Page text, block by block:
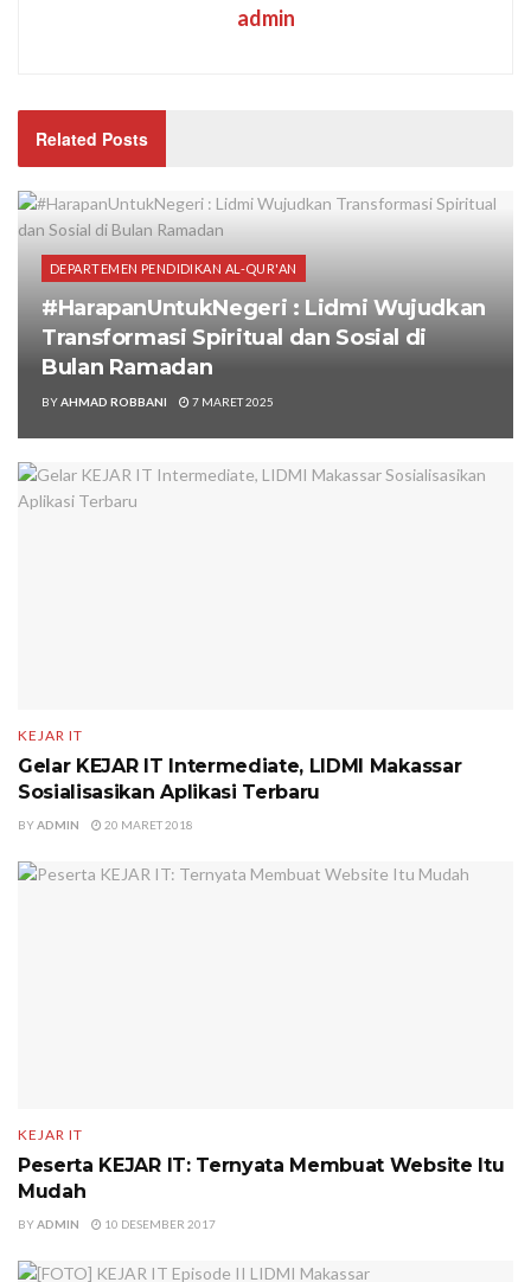
admin
Related Posts
DEPARTEMEN PENDIDIKAN AL-QUR'AN
#HarapanUntukNegeri : Lidmi Wujudkan
Transformasi Spiritual dan Sosial di
Bulan Ramadan
BYAHMAD ROBBANI 7 MARET 2025
KEJAR IT
Gelar KEJAR IT Intermediate, LIDMI Makassar
Sosialisasikan Aplikasi Terbaru
BYADMIN 20 MARET 2018
KEJAR IT
Peserta KEJAR IT: Ternyata Membuat Website Itu
Mudah
BYADMIN 10 DESEMBER 2017